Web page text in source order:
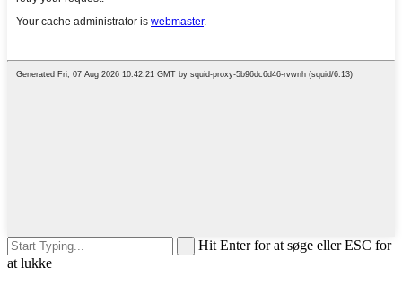
Hit Enter for at søge eller ESC for
at lukke